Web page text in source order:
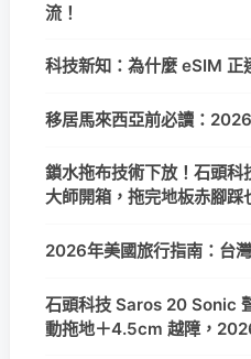
流！
科技新知：為什麼 eSIM 正
移居馬來西亞前必讀：
鎖水拖布技術下放！石頭
大師開箱，拖完地板赤腳踩
2026年美國旅行指南：台
石頭科技 Saros 20 Sonic
動拖地＋4.5cm 越障，